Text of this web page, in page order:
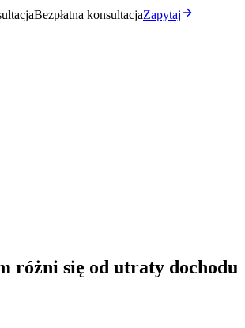
Bezpłatna konsultacjaZapytaj
różni się od utraty dochodu